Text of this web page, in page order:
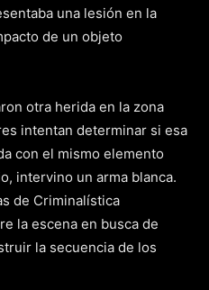
una lesión en la
de un objeto
otra herida en la zona
intentan determinar si esa
con el mismo elemento
intervino un arma blanca.
de Criminalística
la escena en busca de
la secuencia de los